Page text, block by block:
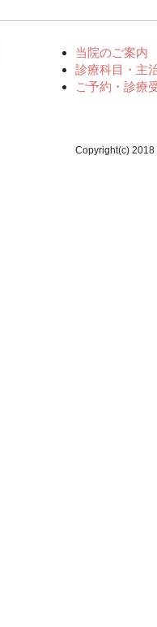
当院のご案内
診療科目・主
ご予約・診療
Copyright(c)